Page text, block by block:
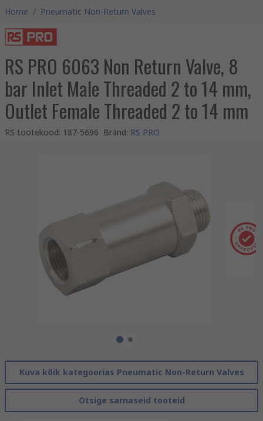
Home / Pneumatic Non-Return Valves
RS PRO 6063 Non Return Valve, 8
bar Inlet Male Threaded 2 to 14 mm,
Outlet Female Threaded 2 to 14 mm
RS tootekood: 187-5696 Bränd: RS PRO
Kuva kõik kategoorias Pneumatic Non-Return Valves
Otsige sarnaseid tooteid